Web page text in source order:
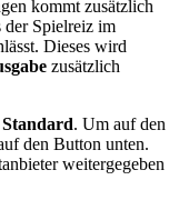
kommt zusätzlich
der Spielreiz im
Dieses wird
zusätzlich
Standard. Um auf den
den Button unten.
weitergegeben